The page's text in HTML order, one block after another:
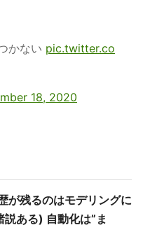
かない pic.twitter.co
18, 2020
が残るのはモデリングに
ある) 自動化は”ま